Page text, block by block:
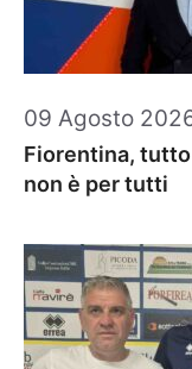
09 Agosto
Fiorentina, tutto
non è per tutti